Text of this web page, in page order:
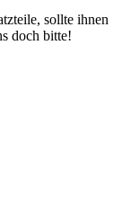
sollte ihnen
doch bitte!